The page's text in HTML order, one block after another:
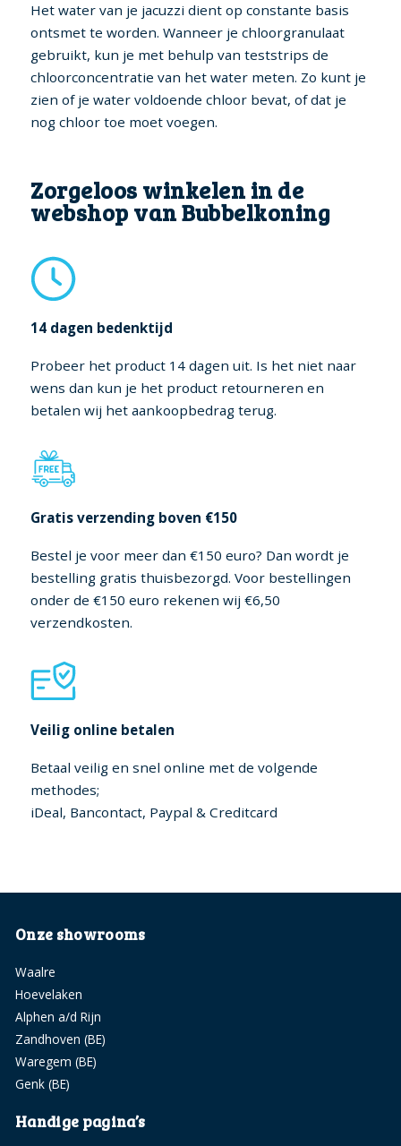
Het water van je jacuzzi dient op constante basis
ontsmet te worden. Wanneer je chloorgranulaat
gebruikt, kun je met behulp van teststrips de
chloorconcentratie van het water meten. Zo kunt je
zien of je water voldoende chloor bevat, of dat je
nog chloor toe moet voegen.
Zorgeloos winkelen in de
webshop van Bubbelkoning
14 dagen bedenktijd
Probeer het product 14 dagen uit. Is het niet naar
wens dan kun je het product retourneren en
betalen wij het aankoopbedrag terug.
Gratis verzending boven €150
Bestel je voor meer dan €150 euro? Dan wordt je
bestelling gratis thuisbezorgd. Voor bestellingen
onder de €150 euro rekenen wij €6,50
verzendkosten.
Veilig online betalen
Betaal veilig en snel online met de volgende
methodes;
iDeal, Bancontact, Paypal & Creditcard
Onze showrooms
Waalre
Hoevelaken
Alphen a/d Rijn
Zandhoven (BE)
Waregem (BE)
Genk (BE)
Handige pagina’s